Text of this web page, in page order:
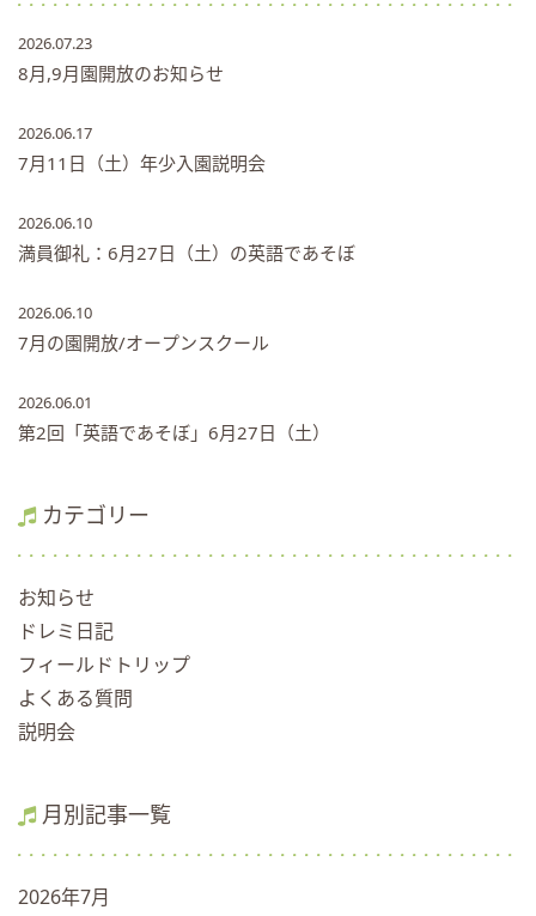
2026.07.23
8月,9月園開放のお知らせ
2026.06.17
7月11日（土）年少入園説明会
2026.06.10
満員御礼：6月27日（土）の英語であそぼ
2026.06.10
7月の園開放/オープンスクール
2026.06.01
第2回「英語であそぼ」6月27日（土）
カテゴリー
お知らせ
ドレミ日記
フィールドトリップ
よくある質問
説明会
月別記事一覧
2026年7月